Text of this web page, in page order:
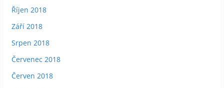
Říjen 2018
Září 2018
Srpen 2018
Červenec 2018
Červen 2018